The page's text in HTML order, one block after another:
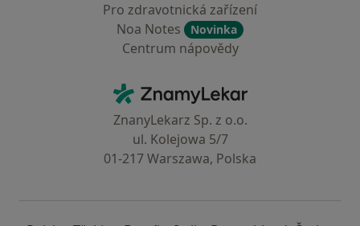
Pro zdravotnická zařízení
Noa Notes
Novinka
Centrum nápovědy
ZnamyLekar - Hlavní stránka
ZnanyLekarz Sp. z o.o.
ul. Kolejowa 5/7
01-217 Warszawa, Polska